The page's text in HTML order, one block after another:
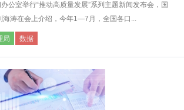
公室举行“推动高质量发展”系列主题新闻发布会，国
海涛在会上介绍，今年1—7月，全国各口...
局 数据